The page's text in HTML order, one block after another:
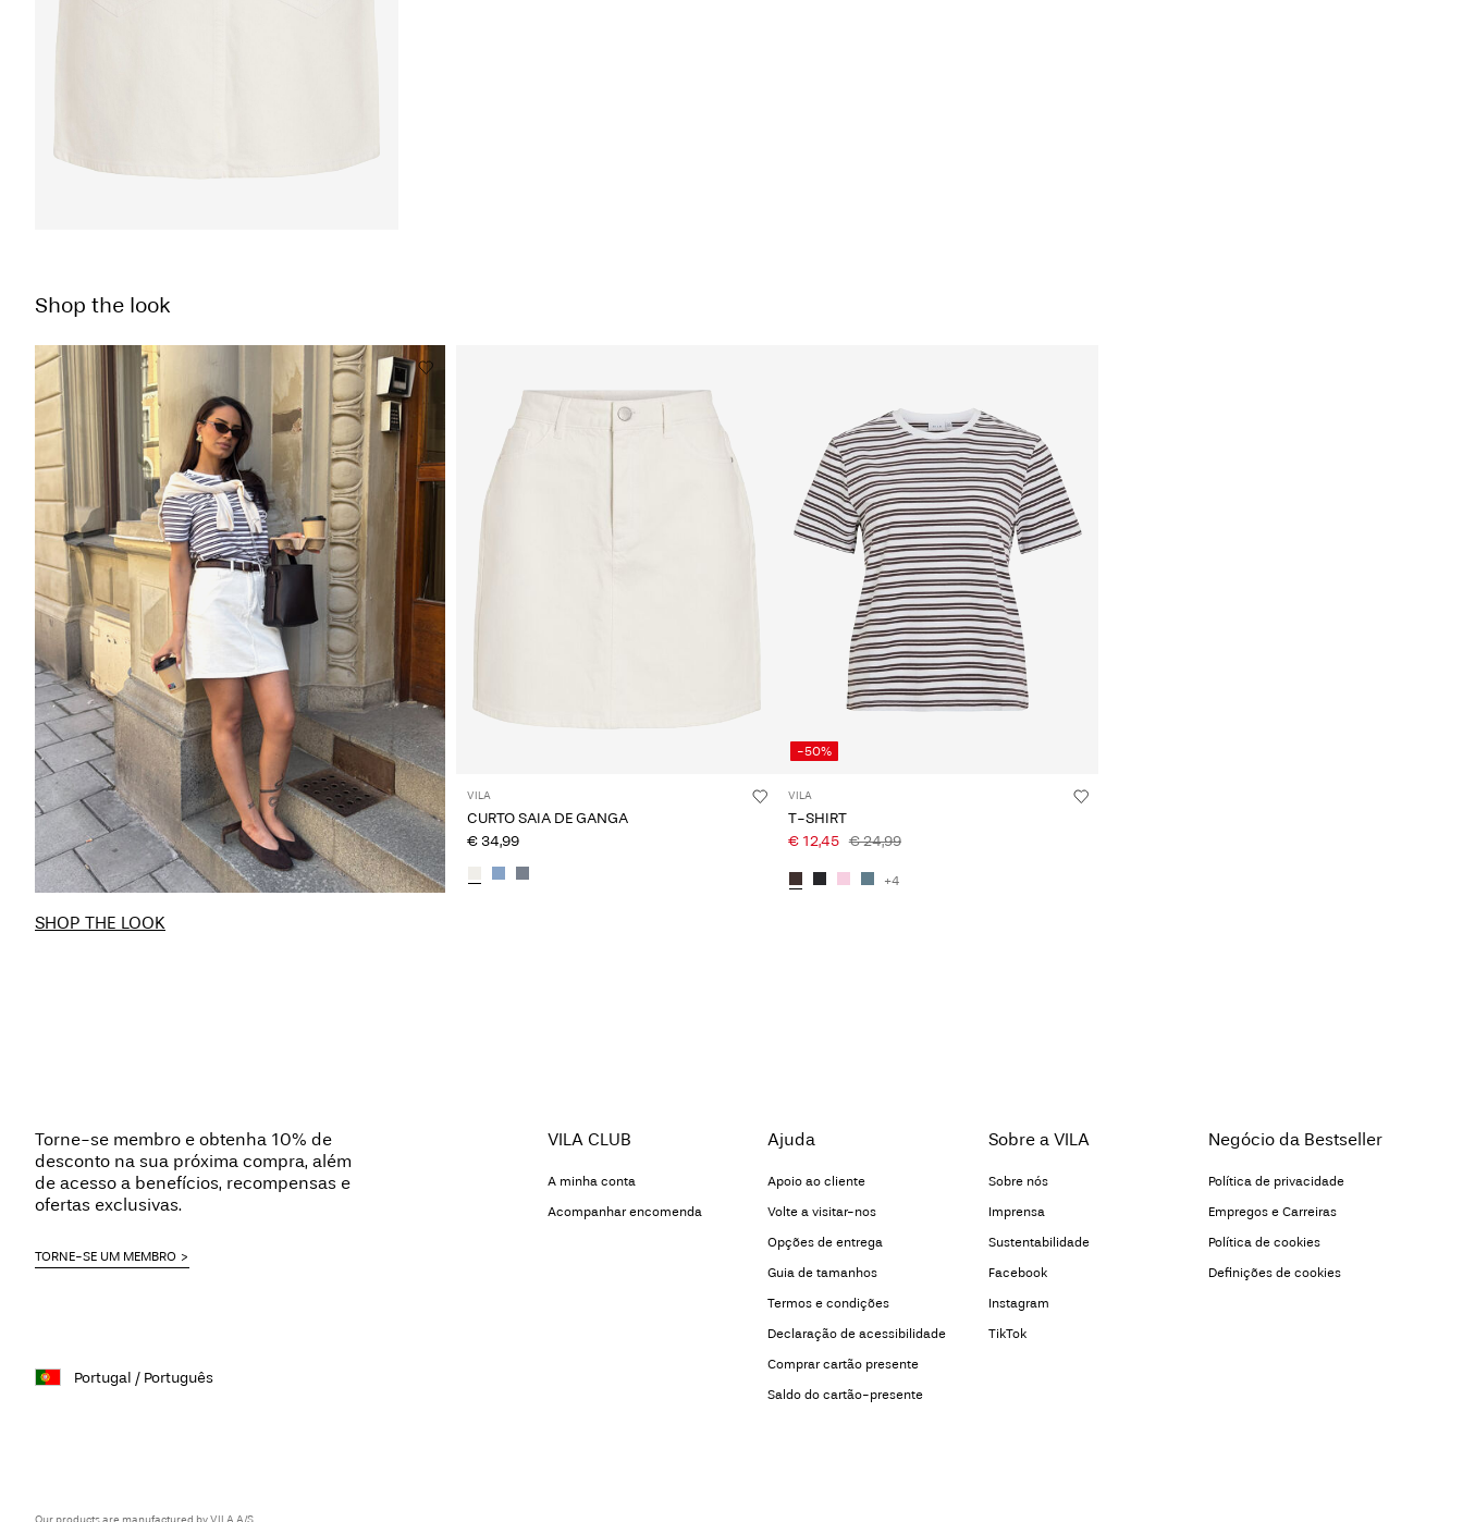
Shop the look
SHOP THE LOOK
VILA
CURTO SAIA DE GANGA
€ 34,99
-50%
VILA
T-SHIRT
€ 12,45 € 24,99
+4
Torne-se membro e obtenha 10% de
desconto na sua próxima compra, além
de acesso a benefícios, recompensas e
ofertas exclusivas.
TORNE-SE UM MEMBRO
VILA CLUB
A minha conta
Acompanhar encomenda
Ajuda
Apoio ao cliente
Volte a visitar-nos
Opções de entrega
Guia de tamanhos
Termos e condições
Declaração de acessibilidade
Comprar cartão presente
Saldo do cartão-presente
Sobre a VILA
Sobre nós
Imprensa
Sustentabilidade
Facebook
Instagram
TikTok
Negócio da Bestseller
Política de privacidade
Empregos e Carreiras
Política de cookies
Definições de cookies
Portugal / Português